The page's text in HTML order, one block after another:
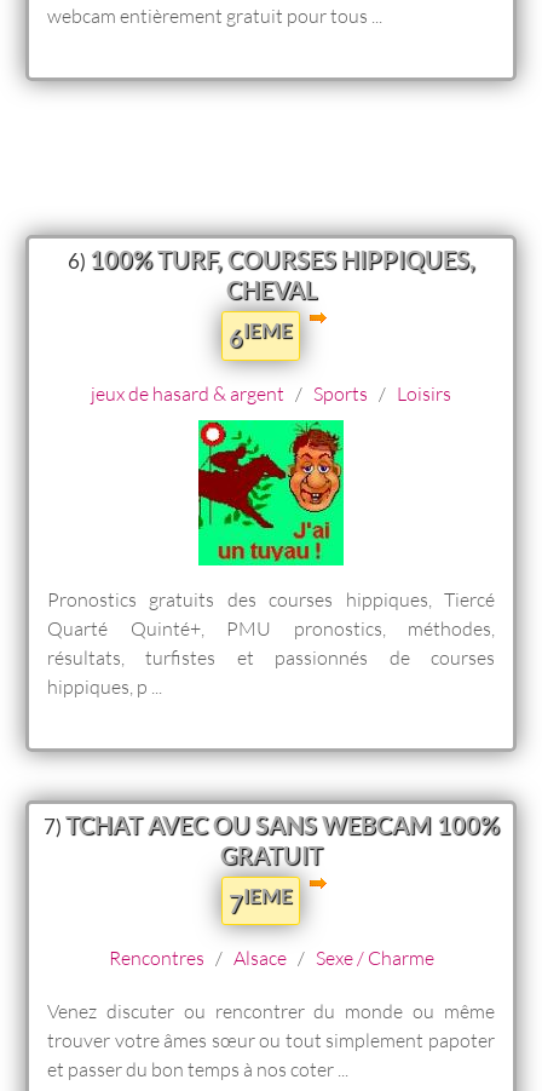
webcam entièrement gratuit pour tous ...
6) 100% TURF, COURSES HIPPIQUES,
CHEVAL
6IEME
jeux de hasard & argent / Sports / Loisirs
Pronostics gratuits des courses hippiques, Tiercé
Quarté Quinté+, PMU pronostics, méthodes,
résultats, turfistes et passionnés de courses
hippiques, p ...
7)TCHAT AVEC OU SANS WEBCAM 100%
GRATUIT
7IEME
Rencontres / Alsace/ Sexe / Charme
Venez discuter ou rencontrer du monde ou même
trouver votre âmes sœur ou tout simplement papoter
et passer du bon temps à nos coter ...